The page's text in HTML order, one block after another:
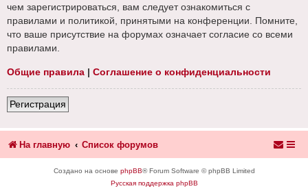
чем зарегистрироваться, вам следует ознакомиться с
правилами и политикой, принятыми на конференции. Помните,
что ваше присутствие на форумах означает согласие со всеми
правилами.
Общие правила | Соглашение о конфиденциальности
Регистрация
На главную Список форумов
Создано на основе phpBB® Forum Software © phpBB Limited
Русская поддержка phpBB